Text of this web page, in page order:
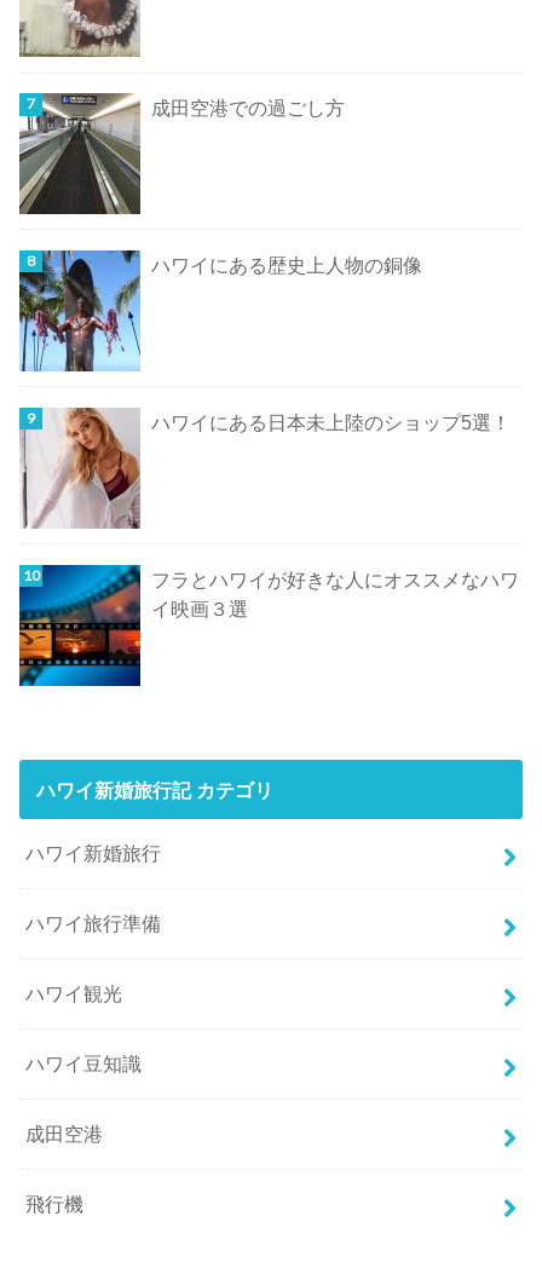
成田空港での過ごし方
ハワイにある歴史上人物の銅像
ハワイにある日本未上陸のショップ5選！
フラとハワイが好きな人にオススメなハワ
イ映画３選
ハワイ新婚旅行記 カテゴリ
ハワイ新婚旅行
ハワイ旅行準備
ハワイ観光
ハワイ豆知識
成田空港
飛行機